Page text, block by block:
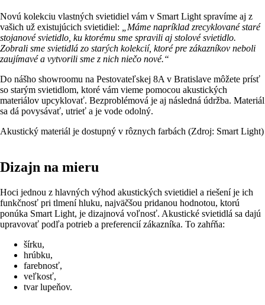
Novú kolekciu vlastných svietidiel vám v Smart Light spravíme aj z
vašich už existujúcich svietidiel:
„Máme napríklad zrecyklované staré
stojanové svietidlo, ku ktorému sme spravili aj stolové svietidlo.
Zobrali sme svietidlá zo starých kolekcií, ktoré pre zákazníkov neboli
zaujímavé a vytvorili sme z nich niečo nové.“
Do nášho showroomu na Pestovateľskej 8A v Bratislave môžete prísť
so starým svietidlom, ktoré vám vieme pomocou akustických
materiálov upcyklovať. Bezproblémová je aj následná údržba. Materiál
sa dá povysávať, utrieť a je vode odolný.
Akustický materiál je dostupný v rôznych farbách (Zdroj: Smart Light)
Dizajn na mieru
Hoci jednou z hlavných výhod akustických svietidiel a riešení je ich
funkčnosť pri tlmení hluku, najväčšou pridanou hodnotou, ktorú
ponúka Smart Light, je dizajnová voľnosť. Akustické svietidlá sa dajú
upravovať podľa potrieb a preferencií zákazníka. To zahŕňa:
šírku,
hrúbku,
farebnosť,
veľkosť,
tvar lupeňov.